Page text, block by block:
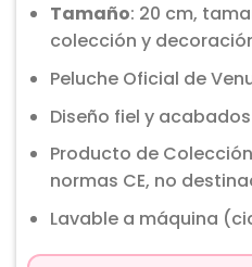
Tamaño: 20 cm,
colección y
Peluche Oficial de
Diseño fiel y
Producto de
normas CE, no
Lavable a máquina